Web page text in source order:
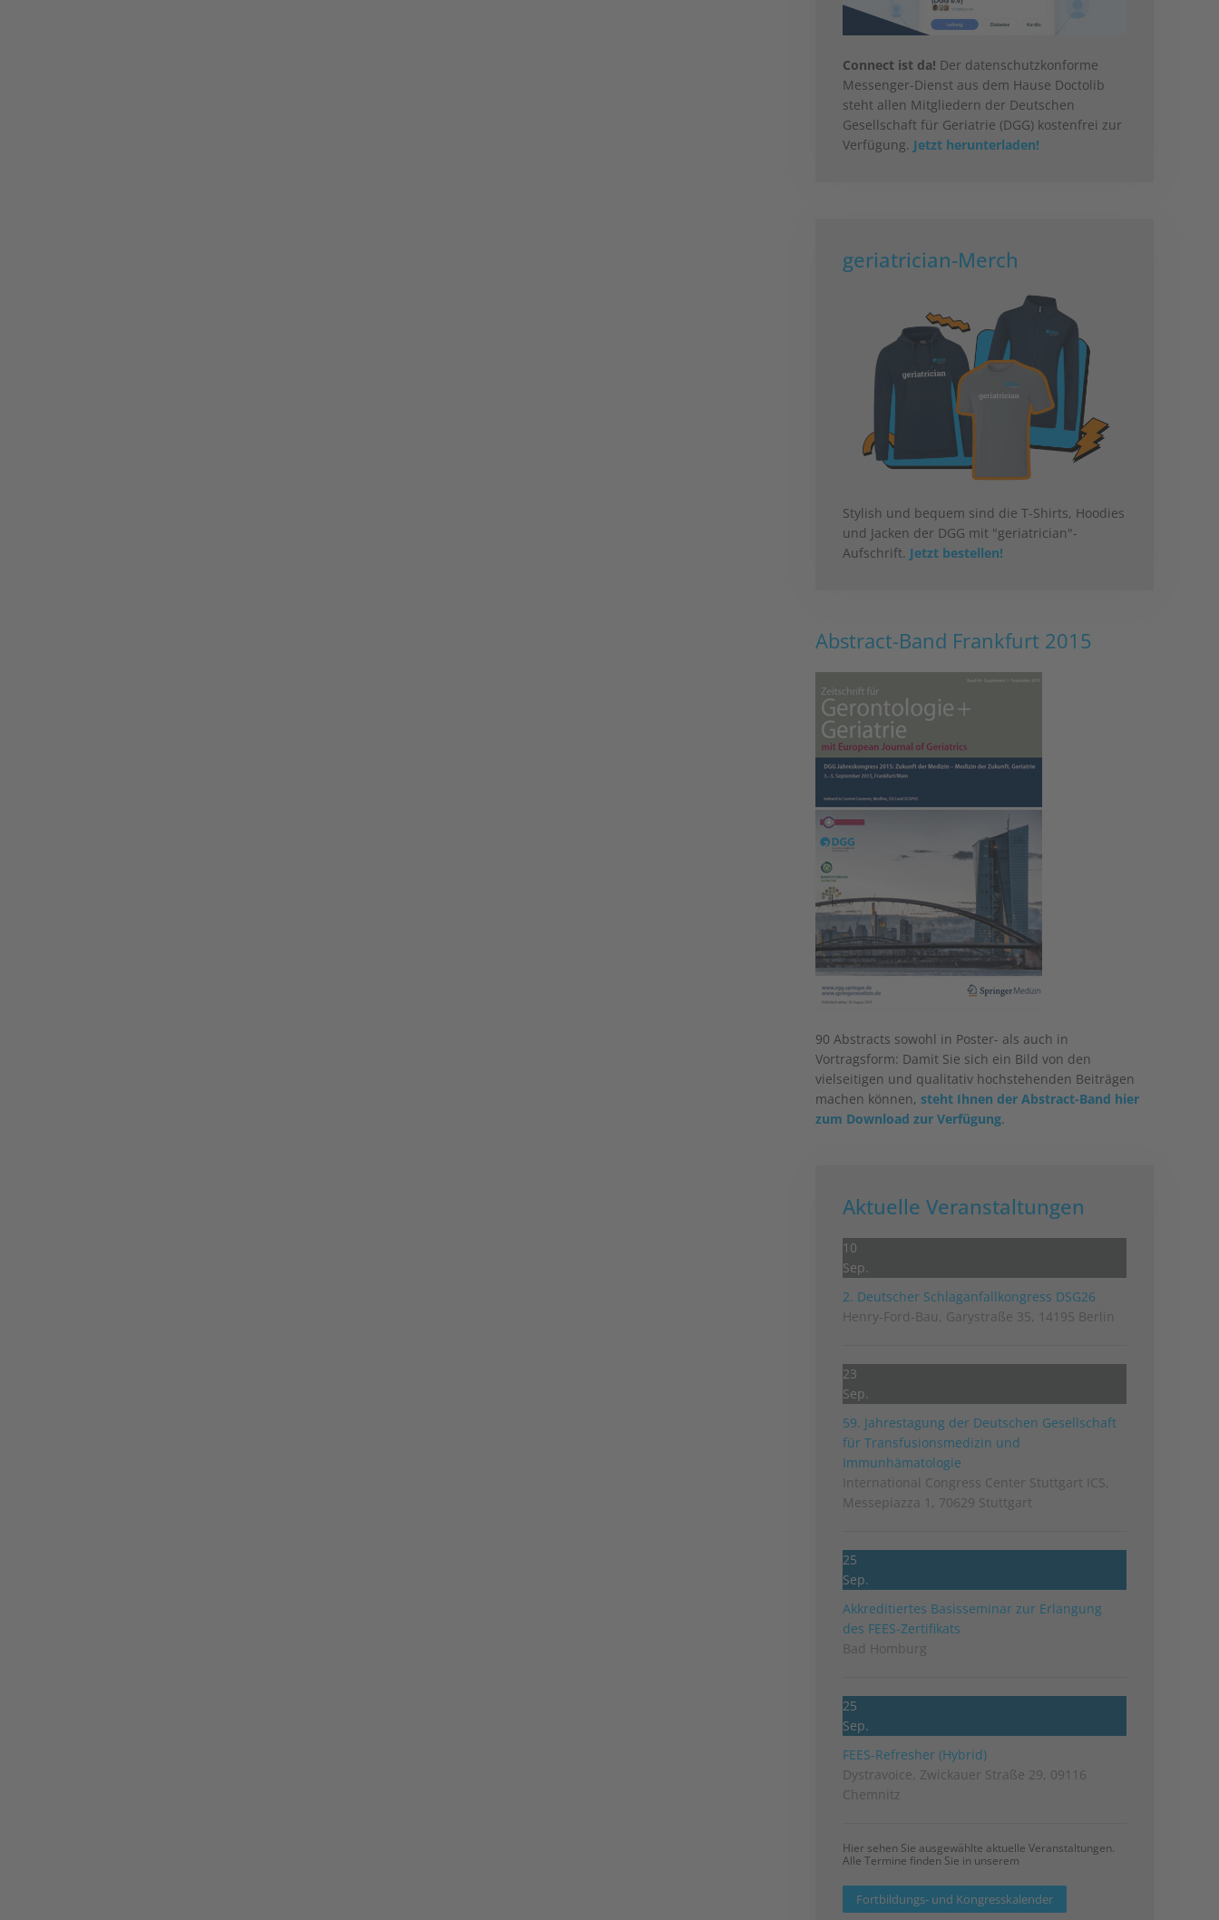
Connect ist da! Der datenschutzkonforme
Messenger-Dienst aus dem Hause Doctolib
steht allen Mitgliedern der Deutschen
Gesellschaft für Geriatrie (DGG) kostenfrei zur
Verfügung. Jetzt herunterladen!
geriatrician-Merch
Stylish und bequem sind die T-Shirts, Hoodies
und Jacken der DGG mit "geriatrician"-
Aufschrift. Jetzt bestellen!
Abstract-Band Frankfurt 2015
90 Abstracts sowohl in Poster- als auch in
Vortragsform: Damit Sie sich ein Bild von den
vielseitigen und qualitativ hochstehenden Beiträgen
machen können, steht Ihnen der Abstract-Band hier
zum Download zur Verfügung.
Aktuelle Veranstaltungen
10
Sep.
2. Deutscher Schlag­anfall­kongress DSG26
Henry-Ford-Bau, Garystraße 35, 14195 Berlin
23
Sep.
59. Jahrestagung der Deutschen Gesellschaft
für Transfusionsmedizin und
Immunhämatologie
International Congress Center Stuttgart ICS,
Messepiazza 1, 70629 Stuttgart
25
Sep.
Akkreditiertes Basisseminar zur Erlangung
des FEES-Zertifikats
Bad Homburg
25
Sep.
FEES-Refresher (Hybrid)
Dystravoice, Zwickauer Straße 29, 09116
Chemnitz
Hier sehen Sie ausgewählte aktuelle Veranstaltungen.
Alle Termine finden Sie in unserem
Fortbildungs- und Kongresskalender